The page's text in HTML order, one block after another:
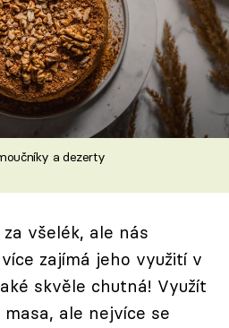
a dezerty
všelék, ale nás
zajímá jeho využití v
skvěle chutná! Využít
ale nejvíce se